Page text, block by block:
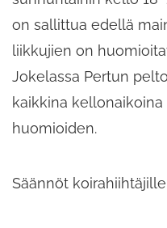
on sallittua edellä
liikkujien on
Jokelassa Pertun
kaikkina
huomioiden.
Säännöt